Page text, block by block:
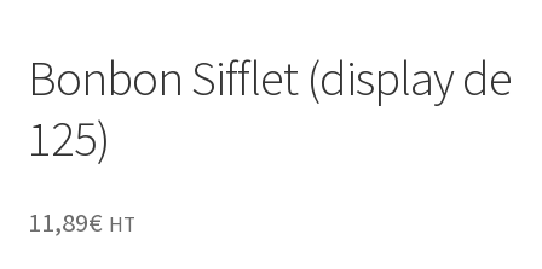
Menthol
Briquets
Chichas
Bonbon Sifflet (display de
125)
11,89€ HT